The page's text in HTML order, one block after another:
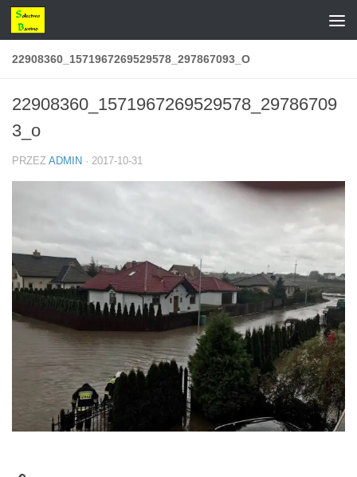
Przejdź do treści
22908360_1571967269529578_297867093_O
22908360_1571967269529578_29786709
3_o
PRZEZ ADMIN · 2017-10-31